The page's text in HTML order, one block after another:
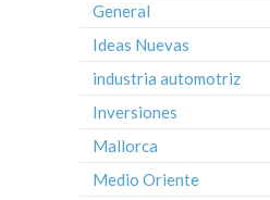
General
Ideas Nuevas
industria automotriz
Inversiones
Mallorca
Medio Oriente